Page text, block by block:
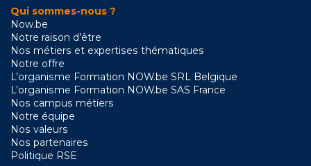
Qui sommes-nous ?
Now.be
Notre raison d’être
Nos métiers et expertises thématiques
Notre offre
L’organisme Formation NOW.be SRL Belgique
L’organisme Formation NOW.be SAS France
Nos campus métiers
Notre équipe
Nos valeurs
Nos partenaires
Politique RSE